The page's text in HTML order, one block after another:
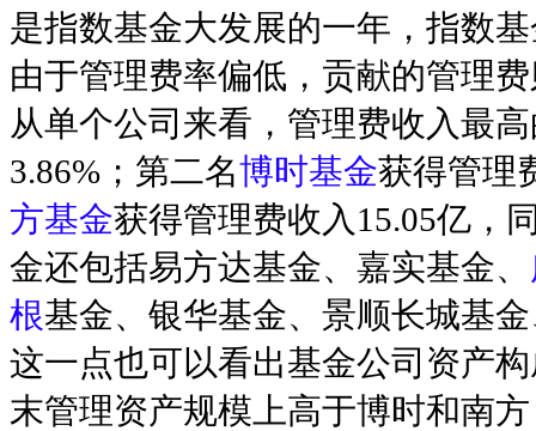
是指数基金大发展的一年，指数
由于管理费率偏低，贡献的管理
从单个公司来看，管理费收入最
3.86%；第二名博时基金获得管理
方基金获得管理费收入15.05亿，
金还包括易方达基金、嘉实基金、
根基金、银华基金、景顺长城基
这一点也可以看出基金公司资产
末管理资产规模上高于博时和南